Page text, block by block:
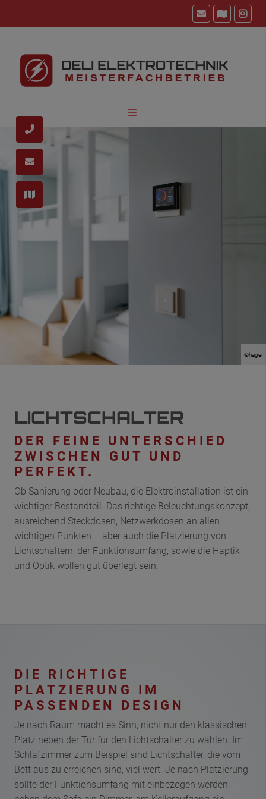
©hager
LICHTSCHALTER
DER FEINE UNTERSCHIED
ZWISCHEN GUT UND
PERFEKT.
Ob Sanierung oder Neubau, die Elektroinstallation ist ein
wichtiger Bestandteil. Das richtige Beleuchtungskonzept,
ausreichend Steckdosen, Netzwerkdosen an allen
wichtigen Punkten – aber auch die Platzierung von
Lichtschaltern, der Funktionsumfang, sowie die Haptik
und Optik wollen gut überlegt sein.
DIE RICHTIGE
PLATZIERUNG IM
PASSENDEN DESIGN
Je nach Raum macht es Sinn, nicht nur den klassischen
Platz neben der Tür für den Lichtschalter zu wählen. Im
Schlafzimmer zum Beispiel sind Lichtschalter, die vom
Bett aus zu erreichen sind, viel wert. Je nach Platzierung
sollte der Funktionsumfang mit einbezogen werden: